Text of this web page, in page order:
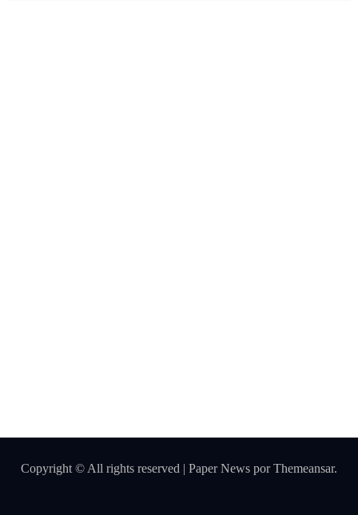
Copyright © All rights reserved | Paper News porThemeansar.